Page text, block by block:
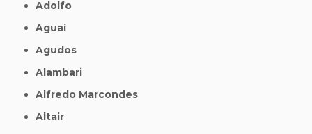
Adolfo
Aguaí
Agudos
Alambari
Alfredo Marcondes
Altair